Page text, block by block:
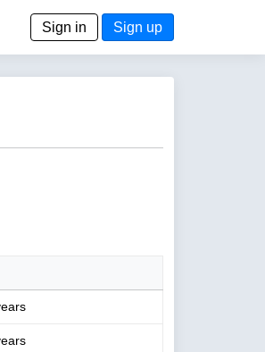
Sign in Sign up